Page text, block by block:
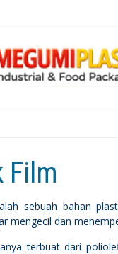
Film
sebuah bahan
mengecil dan
terbuat dari